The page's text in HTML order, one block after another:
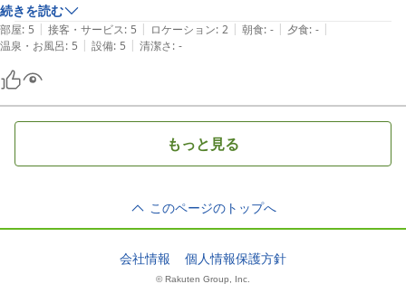
続きを読む
部屋: 5 | 接客・サービス: 5 | ロケーション: 2 | 朝食: - | 夕食: - |
温泉・お風呂: 5 | 設備: 5 | 清潔さ: -
もっと見る
このページのトップへ
会社情報 個人情報保護方針
© Rakuten Group, Inc.